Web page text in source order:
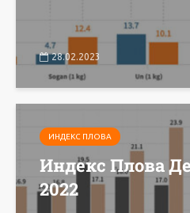
28.02.2023
ИНДЕКС ПЛОВА
Индекс Плова
2022